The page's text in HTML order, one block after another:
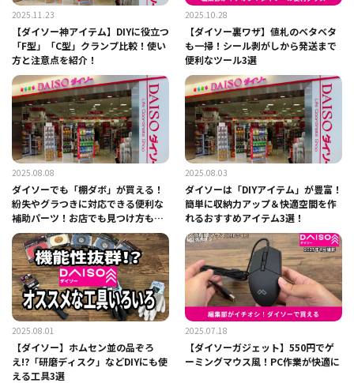
2025.11.23
【ダイソー神アイテム】DIYに役立つ
「F型」「C型」クランプ比較！使い
方と注意点を紹介！
2025.10.28
【ダイソー裏ワザ】値札のベタベタ
も一掃！シール剥がしから発送まで
便利なツール3選
2025.08.08
ダイソーでも「棚ダボ」が買える！
紛失やグラつきに対応できる便利な
補助パーツ！お店でも見つけ方も紹
介
2025.08.03
ダイソーは「DIYアイテム」が豊富！
簡単に収納力アップ＆快適空間を作
れるおすすめアイテム3選！
2025.08.01
【ダイソー】ホムセン並の品ぞろ
え!?「研磨ディスク」などDIYにも使
える工具3選
2025.07.18
【ダイソーガジェット】550円でゲ
ーミングマウス風！PC作業が快適に